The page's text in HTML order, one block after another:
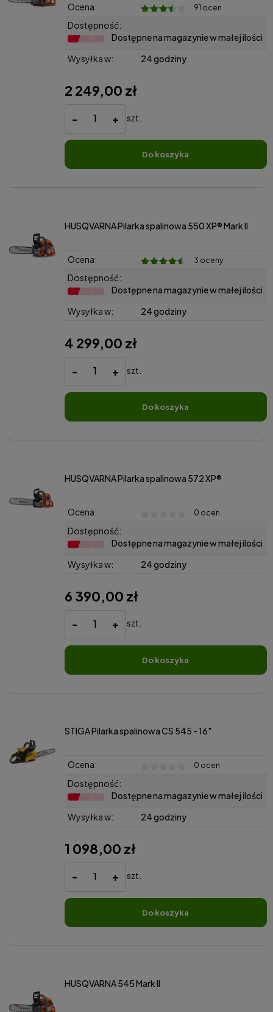
Ocena: 91 ocen
Dostępność:
Dostępne na magazynie w małej ilości
Wysyłka w:
24 godziny
2 249,00 zł
- + szt.
do koszyka
HUSQVARNA Pilarka spalinowa 550 XP® Mark II
Ocena: 3 oceny
Dostępność:
Dostępne na magazynie w małej ilości
Wysyłka w:
24 godziny
4 299,00 zł
- + szt.
do koszyka
HUSQVARNA Pilarka spalinowa 572 XP®
Ocena: 0 ocen
Dostępność:
Dostępne na magazynie w małej ilości
Wysyłka w:
24 godziny
6 390,00 zł
- + szt.
do koszyka
STIGA Pilarka spalinowa CS 545 - 16"
Ocena: 0 ocen
Dostępność:
Dostępne na magazynie w małej ilości
Wysyłka w:
24 godziny
1 098,00 zł
- + szt.
do koszyka
HUSQVARNA 545 Mark II